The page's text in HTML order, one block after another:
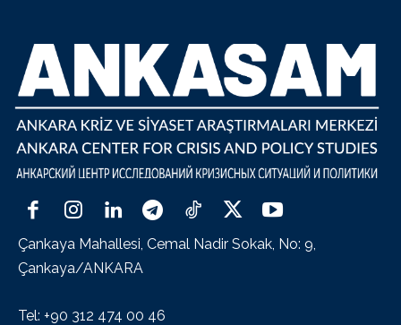
Çankaya Mahallesi, Cemal Nadir Sokak, No: 9,
Çankaya/ANKARA
Tel: +90 312 474 00 46